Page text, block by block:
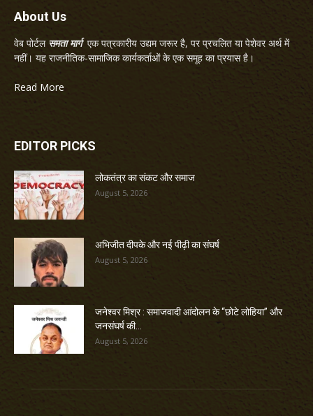
About Us
वेब पोर्टल समता मार्गएक पत्रकारीय उद्यम जरूर है, पर प्रचलित या पेशेवर अर्थ में
नहीं। यह राजनीतिक-सामाजिक कार्यकर्ताओं के एक समूह का प्रयास है।
Read More
EDITOR PICKS
लोकतंत्र का संकट और समाज
August 5, 2026
अभिजीत दीपके और नई पीढ़ी का संघर्ष
August 5, 2026
जनेश्वर मिश्र : समाजवादी आंदोलन के “छोटे लोहिया” और
जनसंघर्ष की...
August 5, 2026